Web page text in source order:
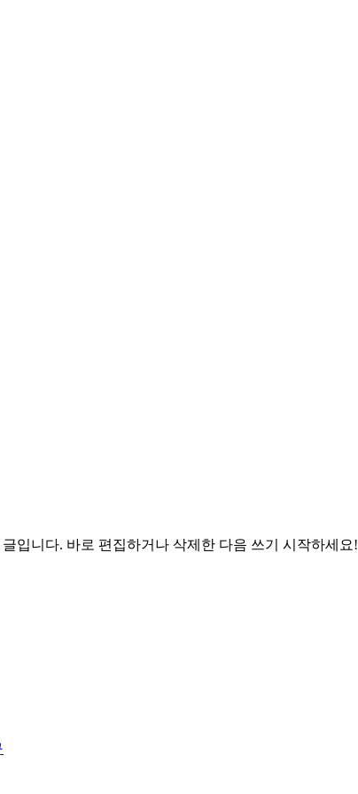
입니다. 바로 편집하거나 삭제한 다음 쓰기 시작하세요!